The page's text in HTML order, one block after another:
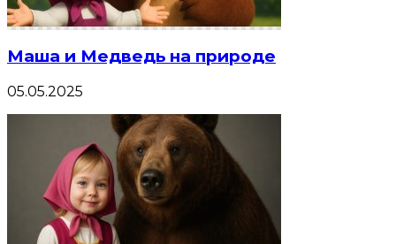
Маша и Медведь на природе
05.05.2025